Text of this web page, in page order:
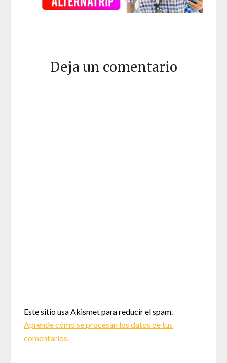
Deja un comentario
Este sitio usa Akismet para reducir el spam.
Aprende cómo se procesan los datos de tus
comentarios.